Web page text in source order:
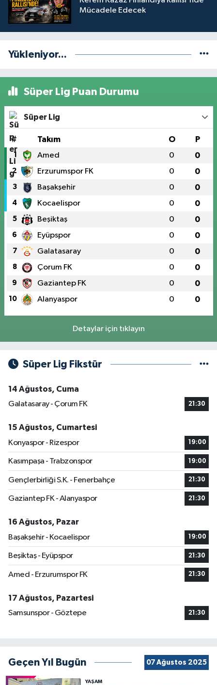
Mücadele Edecek
Yükleniyor...
Süper Lig Puan Durumu
Süper Lig
# Takım O P
1 Amed 0 0
2 Erzurumspor FK 0 0
3 Başakşehir 0 0
4 Kocaelispor 0 0
5 Beşiktaş 0 0
6 Eyüpspor 0 0
7 Galatasaray 0 0
8 Çorum FK 0 0
9 Gaziantep FK 0 0
10 Alanyaspor 0 0
Detaylar için tıklayın
Süper Lig Fikstür
14 Ağustos, Cuma
Galatasaray - Çorum FK
21:30
15 Ağustos, Cumartesi
Konyaspor - Rizespor
19:00
Kasımpaşa - Trabzonspor 19:00
Gençlerbirliği S.K. - Fenerbahçe 21:30
Gaziantep FK - Alanyaspor 21:30
16 Ağustos, Pazar
Başakşehir - Kocaelispor
19:00
Beşiktaş - Eyüpspor 21:30
Amed - Erzurumspor FK 21:30
17 Ağustos, Pazartesi
Samsunspor - Göztepe
21:30
Geçen Yıl Bugün 07 Ağustos 2025
YAŞAM